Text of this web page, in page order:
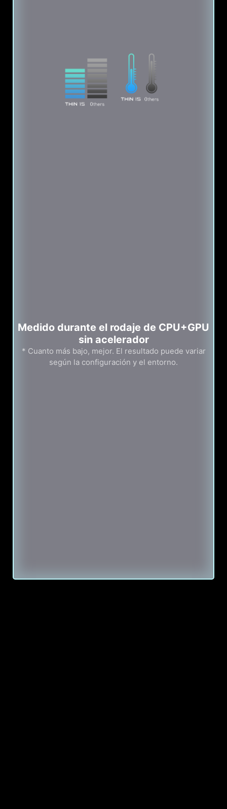
Medido durante el rodaje de CPU+GPU
sin acelerador
* Cuanto más bajo, mejor. El resultado puede variar
según la configuración y el entorno.